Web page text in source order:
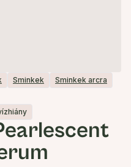
Sminkek
Sminkek arcra